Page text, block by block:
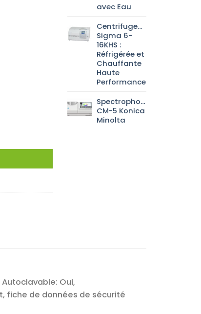
avec Eau
Centrifugeuse
Sigma 6-
16KHS :
Réfrigérée et
Chauffante
Haute
Performance
Spectrophotomètre
CM-5 Konica
Minolta
Autoclavable: Oui,
fiche de données de sécurité